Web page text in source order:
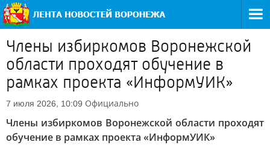
Члены избиркомов Воронежской
области проходят обучение в
рамках проекта «ИнформУИК»
7 июля 2026, 10:09 Официально
Члены избиркомов Воронежской области проходят
обучение в рамках проекта «ИнформУИК»